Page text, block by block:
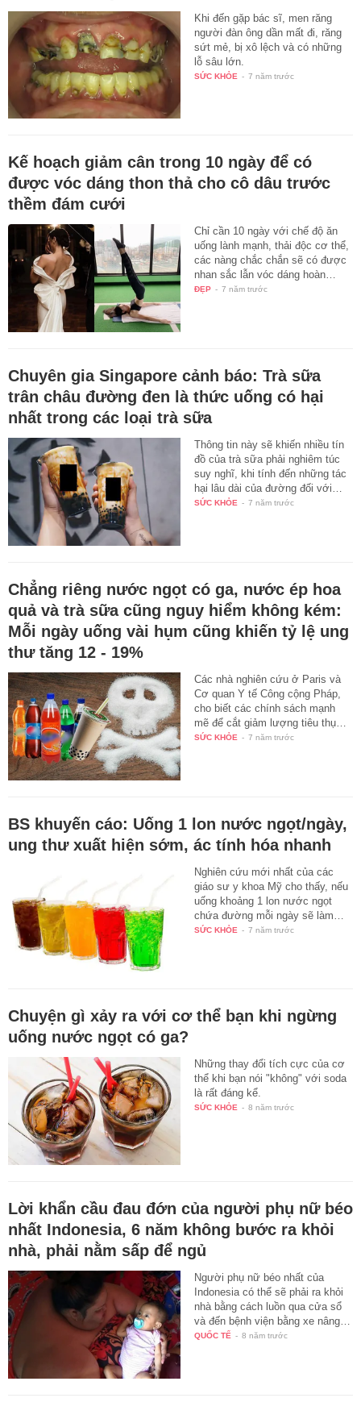
Khi đến gặp bác sĩ, men răng
người đàn ông dần mất đi, răng
sứt mẻ, bị xô lệch và có những
lỗ sâu lớn.
SỨC KHỎE - 7 năm trước
Kế hoạch giảm cân trong 10 ngày để có
được vóc dáng thon thả cho cô dâu trước
thềm đám cưới
Chỉ cần 10 ngày với chế độ ăn
uống lành mạnh, thải độc cơ thể,
các nàng chắc chắn sẽ có được
nhan sắc lẫn vóc dáng hoàn…
ĐẸP - 7 năm trước
Chuyên gia Singapore cảnh báo: Trà sữa
trân châu đường đen là thức uống có hại
nhất trong các loại trà sữa
Thông tin này sẽ khiến nhiều tín
đồ của trà sữa phải nghiêm túc
suy nghĩ, khi tính đến những tác
hại lâu dài của đường đối với…
SỨC KHỎE - 7 năm trước
Chẳng riêng nước ngọt có ga, nước ép hoa
quả và trà sữa cũng nguy hiểm không kém:
Mỗi ngày uống vài hụm cũng khiến tỷ lệ ung
thư tăng 12 - 19%
Các nhà nghiên cứu ở Paris và
Cơ quan Y tế Công cộng Pháp,
cho biết các chính sách mạnh
mẽ để cắt giảm lượng tiêu thụ…
SỨC KHỎE - 7 năm trước
BS khuyến cáo: Uống 1 lon nước ngọt/ngày,
ung thư xuất hiện sớm, ác tính hóa nhanh
Nghiên cứu mới nhất của các
giáo sư y khoa Mỹ cho thấy, nếu
uống khoảng 1 lon nước ngọt
chứa đường mỗi ngày sẽ làm…
SỨC KHỎE - 7 năm trước
Chuyện gì xảy ra với cơ thể bạn khi ngừng
uống nước ngọt có ga?
Những thay đổi tích cực của cơ
thể khi bạn nói "không" với soda
là rất đáng kể.
SỨC KHỎE - 8 năm trước
Lời khẩn cầu đau đớn của người phụ nữ béo
nhất Indonesia, 6 năm không bước ra khỏi
nhà, phải nằm sấp để ngủ
Người phụ nữ béo nhất của
Indonesia có thể sẽ phải ra khỏi
nhà bằng cách luồn qua cửa sổ
và đến bệnh viện bằng xe nâng…
QUỐC TẾ - 8 năm trước